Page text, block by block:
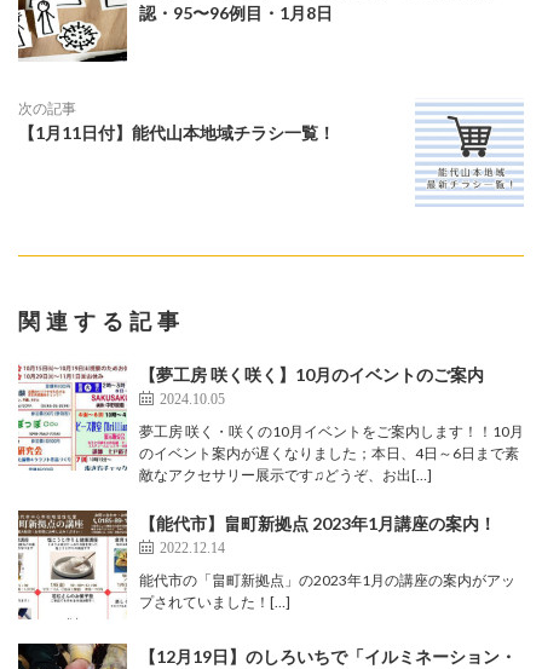
認・95〜96例目・1月8日
次の記事
【1月11日付】能代山本地域チラシ一覧！
関連する記事
【夢工房 咲く咲く】10月のイベントのご案内
2024.10.05
夢工房 咲く・咲くの10月イベントをご案内します！！10月
のイベント案内が遅くなりました；本日、4日～6日まで素
敵なアクセサリー展示です♫どうぞ、お出[…]
【能代市】畠町新拠点 2023年1月講座の案内！
2022.12.14
能代市の「畠町新拠点」の2023年1月の講座の案内がアッ
プされていました！[…]
【12月19日】のしろいちで「イルミネーション・